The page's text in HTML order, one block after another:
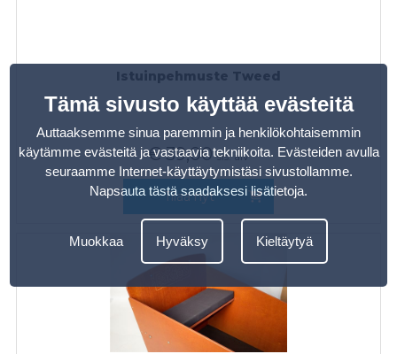
Istuinpehmuste Tweed
€ 39,00 sis. alv
Tilaa nyt
Tämä sivusto käyttää evästeitä
Auttaaksemme sinua paremmin ja henkilökohtaisemmin
käytämme evästeitä ja vastaavia tekniikoita. Evästeiden avulla
seuraamme Internet-käyttäytymistäsi sivustollamme.
Napsauta tästä saadaksesi lisätietoja.
Muokkaa Hyväksy Kieltäytyä